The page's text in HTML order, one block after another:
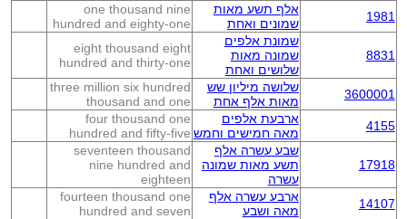
1981
אלף תשע מאות
שמונים ואחת
one thousand nine
hundred and eighty-one
8831
שמונת אלפים
שמונה מאות
שלושים ואחת
eight thousand eight
hundred and thirty-one
3600001
שלושה מיליון שש
מאות אלף אחת
three million six hundred
thousand and one
4155
ארבעת אלפים
מאה חמישים וחמש
four thousand one
hundred and fifty-five
17918
שבע עשרה אלף
תשע מאות שמונה
עשרה
seventeen thousand
nine hundred and
eighteen
14107
ארבע עשרה אלף
מאה ושבע
fourteen thousand one
hundred and seven